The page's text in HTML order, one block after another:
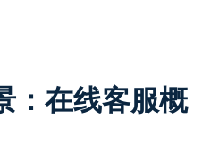
：在线客服概